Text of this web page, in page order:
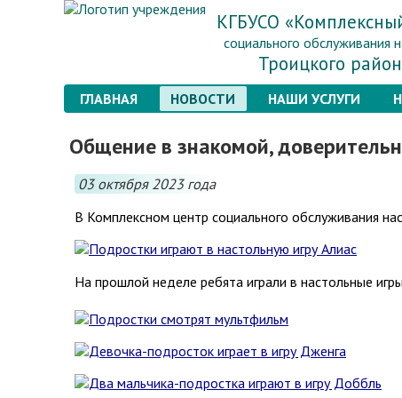
КГБУСО
социального обслуживания
Троицкого
ГЛАВНАЯ НОВОСТИ НАШИ УСЛУГИ
Общение в знакомой,
03 октября 2023 года
В Комплексном центр социального обслуживания
На прошлой неделе ребята играли в настольные